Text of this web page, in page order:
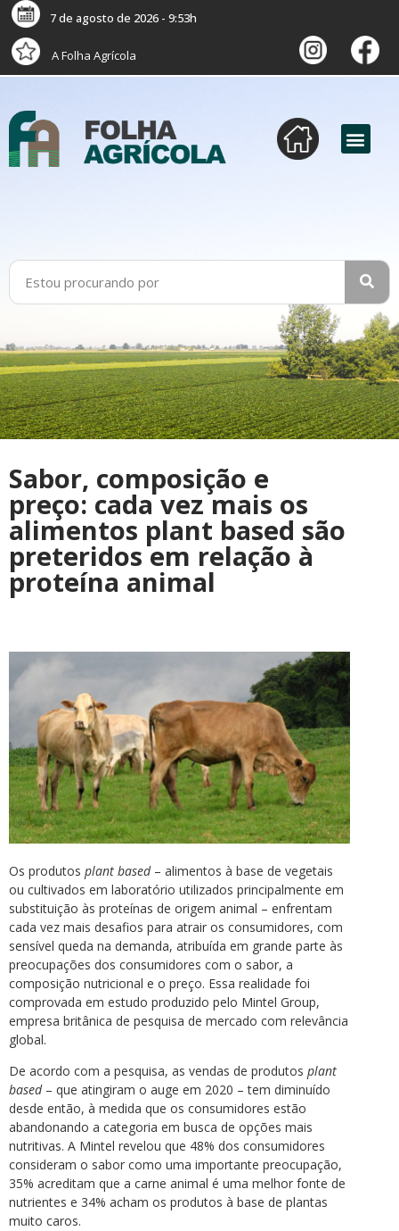
7 de agosto de 2026 - 9:53h
A Folha Agrícola
Sabor, composição e
preço: cada vez mais os
alimentos plant based são
preteridos em relação à
proteína animal
Os produtos plant based– alimentos à base de vegetais
ou cultivados em laboratório utilizados principalmente em
substituição às proteínas de origem animal – enfrentam
cada vez mais desafios para atrair os consumidores, com
sensível queda na demanda, atribuída em grande parte às
preocupações dos consumidores com o sabor, a
composição nutricional e o preço. Essa realidade foi
comprovada em estudo produzido pelo Mintel Group,
empresa britânica de pesquisa de mercado com relevância
global.
De acordo com a pesquisa, as vendas de produtos plant
based– que atingiram o auge em 2020 – tem diminuído
desde então, à medida que os consumidores estão
abandonando a categoria em busca de opções mais
nutritivas. A Mintel revelou que 48% dos consumidores
consideram o sabor como uma importante preocupação,
35% acreditam que a carne animal é uma melhor fonte de
nutrientes e 34% acham os produtos à base de plantas
muito caros.